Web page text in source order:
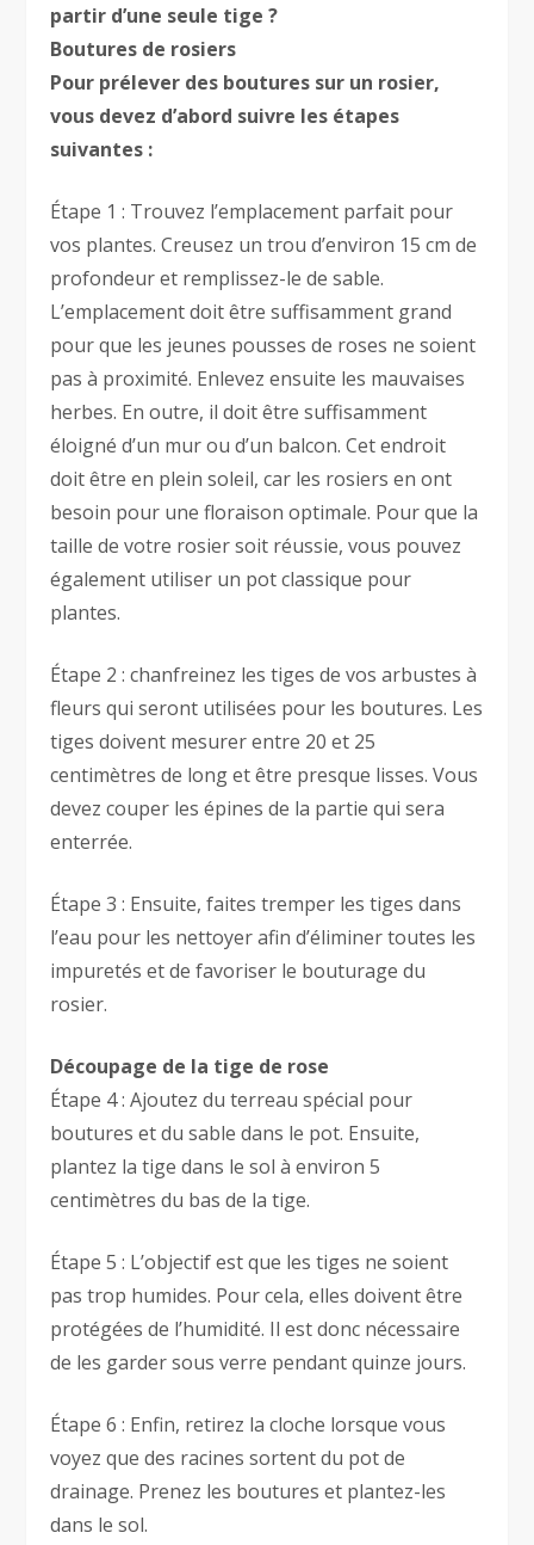
partir d’une seule tige ?
Boutures de rosiers
Pour prélever des boutures sur un rosier,
vous devez d’abord suivre les étapes
suivantes :
Étape 1 : Trouvez l’emplacement parfait pour
vos plantes. Creusez un trou d’environ 15 cm de
profondeur et remplissez-le de sable.
L’emplacement doit être suffisamment grand
pour que les jeunes pousses de roses ne soient
pas à proximité. Enlevez ensuite les mauvaises
herbes. En outre, il doit être suffisamment
éloigné d’un mur ou d’un balcon. Cet endroit
doit être en plein soleil, car les rosiers en ont
besoin pour une floraison optimale. Pour que la
taille de votre rosier soit réussie, vous pouvez
également utiliser un pot classique pour
plantes.
Étape 2 : chanfreinez les tiges de vos arbustes à
fleurs qui seront utilisées pour les boutures. Les
tiges doivent mesurer entre 20 et 25
centimètres de long et être presque lisses. Vous
devez couper les épines de la partie qui sera
enterrée.
Étape 3 : Ensuite, faites tremper les tiges dans
l’eau pour les nettoyer afin d’éliminer toutes les
impuretés et de favoriser le bouturage du
rosier.
Découpage de la tige de rose
Étape 4 : Ajoutez du terreau spécial pour
boutures et du sable dans le pot. Ensuite,
plantez la tige dans le sol à environ 5
centimètres du bas de la tige.
Étape 5 : L’objectif est que les tiges ne soient
pas trop humides. Pour cela, elles doivent être
protégées de l’humidité. Il est donc nécessaire
de les garder sous verre pendant quinze jours.
Étape 6 : Enfin, retirez la cloche lorsque vous
voyez que des racines sortent du pot de
drainage. Prenez les boutures et plantez-les
dans le sol.